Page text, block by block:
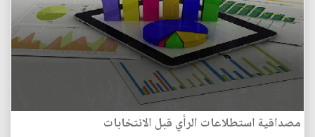
مصداقية استطلاعات الرأي قبل الانتخابات